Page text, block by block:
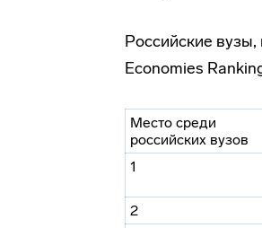
Российские
Economies
Место среди
российских вузов
1
2